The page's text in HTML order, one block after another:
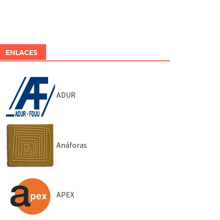
ENLACES
ADUR
Anáforas
APEX